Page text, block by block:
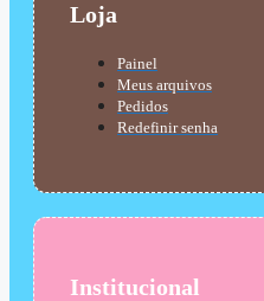
Loja
Painel
Meus arquivos
Pedidos
Redefinir senha
Institucional